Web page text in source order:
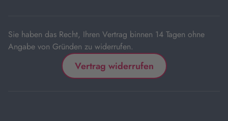
Sie haben das Recht, Ihren Vertrag binnen 14 Tagen ohne
Angabe von Gründen zu widerrufen.
Vertrag widerrufen